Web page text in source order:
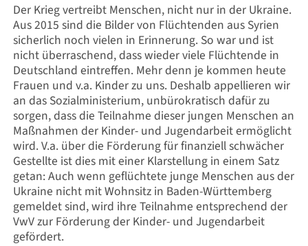
Der Krieg vertreibt Menschen, nicht nur in der Ukraine.
Aus 2015 sind die Bilder von Flüchtenden aus Syrien
sicherlich noch vielen in Erinnerung. So war und ist
nicht überraschend, dass wieder viele Flüchtende in
Deutschland eintreffen. Mehr denn je kommen heute
Frauen und v.a. Kinder zu uns. Deshalb appellieren wir
an das Sozialministerium, unbürokratisch dafür zu
sorgen, dass die Teilnahme dieser jungen Menschen an
Maßnahmen der Kinder- und Jugendarbeit ermöglicht
wird. V.a. über die Förderung für finanziell schwächer
Gestellte ist dies mit einer Klarstellung in einem Satz
getan: Auch wenn geflüchtete junge Menschen aus der
Ukraine nicht mit Wohnsitz in Baden-Württemberg
gemeldet sind, wird ihre Teilnahme entsprechend der
VwV zur Förderung der Kinder- und Jugendarbeit
gefördert.